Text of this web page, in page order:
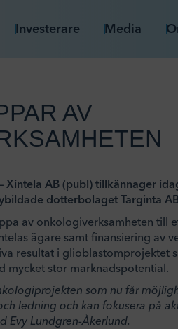
Investerare Media
AV
Xintela AB (publ) tillkännager
dotterbolaget Targinta
av onkologiverksamheten till
ägare samt finansiering av
resultat i glioblastomprojektet
mycket stor marknadspotential.
som nu får
ledning och kan fokusera på
Evy Lundgren-Åkerlund.